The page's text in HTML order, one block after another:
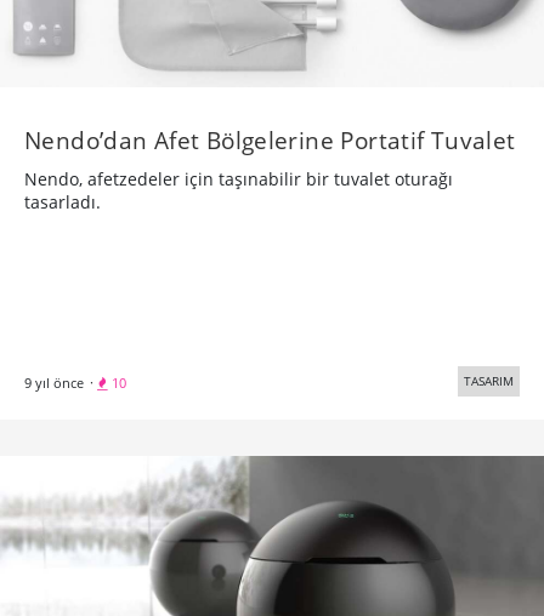
Nendo’dan Afet Bölgelerine Portatif Tuvalet
Nendo, afetzedeler için taşınabilir bir tuvalet oturağı
tasarladı.
9 yıl önce · 10 TASARIM